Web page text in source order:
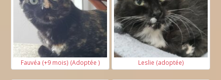
Fauvéa (+9 mois) (Adoptée ) Leslie (adoptée)